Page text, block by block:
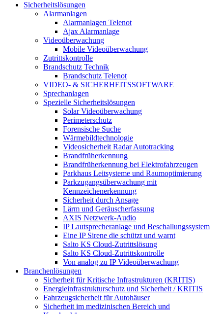
Sicherheitslösungen
Alarmanlagen
Alarmanlagen Telenot
Ajax Alarmanlage
Videoüberwachung
Mobile Videoüberwachung
Zutrittskontrolle
Brandschutz Technik
Brandschutz Telenot
VIDEO- & SICHERHEITSSOFTWARE
Sprechanlagen
Spezielle Sicherheitslösungen
Solar Videoüberwachung
Perimeterschutz
Forensische Suche
Wärmebildtechnologie
Videosicherheit Radar Autotracking​
Brandfrüherkennung
Brandfrüherkennung bei Elektrofahrzeugen
Parkhaus Leitsysteme und Raumoptimierung
Parkzugangsüberwachung mit
Kennzeichenerkennung
Sicherheit durch Ansage
Lärm und Geräuscherfassung
AXIS Netzwerk-Audio
IP Lautsprecheranlage und Beschallungssystem
Eine IP Sirene die schützt und warnt
Salto KS Cloud-Zutrittslösung
Salto KS Cloud-Zutrittskontrolle
Von analog zu IP Videoüberwachung
Branchenlösungen
Sicherheit für Kritische Infrastrukturen (KRITIS)
Energieinfrastrukturschutz und Sicherheit / KRITIS
Fahrzeugsicherheit für Autohäuser
Sicherheit im medizinischen Bereich und